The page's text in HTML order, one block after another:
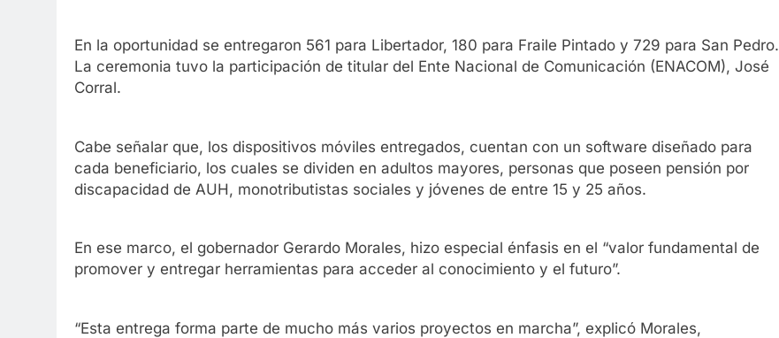
En la oportunidad se entregaron 561 para Libertador, 180 para Fraile Pintado y 729 para San Pedro.
La ceremonia tuvo la participación de titular del Ente Nacional de Comunicación (ENACOM), José
Corral.
Cabe señalar que, los dispositivos móviles entregados, cuentan con un software diseñado para
cada beneficiario, los cuales se dividen en adultos mayores, personas que poseen pensión por
discapacidad de AUH, monotributistas sociales y jóvenes de entre 15 y 25 años.
En ese marco, el gobernador Gerardo Morales, hizo especial énfasis en el “valor fundamental de
promover y entregar herramientas para acceder al conocimiento y el futuro”.
“Esta entrega forma parte de mucho más varios proyectos en marcha”, explicó Morales,